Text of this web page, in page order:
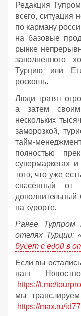
Редакция
всего, ситуация
по карману
на базовые
рынке
заполненного
Турцию или
роскошь.
Люди тратят
а затем
нескольких
заморозкой,
тайм-
полностью
супермаркетах
того, что уже
спасённый
дополнительный
на курорте.
Ранее
отелях Турции:
будет с едой в
Если вы
наш
https://t.me/
мы транслируем
https://max.ru/